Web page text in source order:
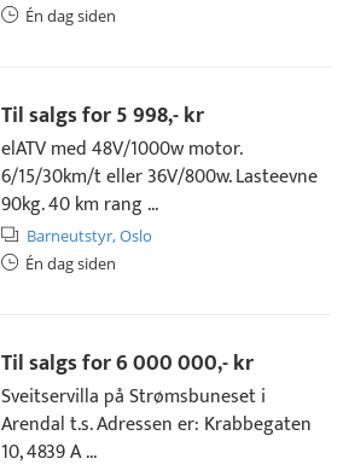
Én dag siden
Til salgs for5 998,- kr
elATV med 48V/1000w motor.
6/15/30km/t eller 36V/800w. Lasteevne
90kg. 40 km rang ...
Barneutstyr,Oslo
Én dag siden
Til salgs for6 000 000,- kr
Sveitservilla på Strømsbuneset i
Arendal t.s. Adressen er: Krabbegaten
10, 4839 A ...